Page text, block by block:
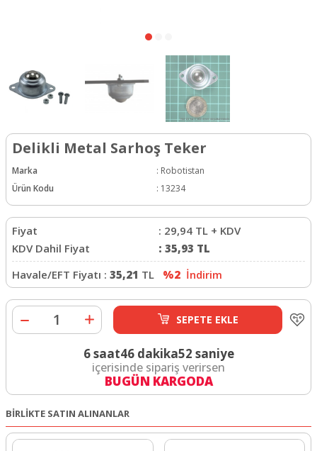
Delikli Metal Sarhoş Teker
Marka : Robotistan
Ürün Kodu
: 13234
Fiyat : 29,94 TL + KDV
KDV Dahil Fiyat
: 35,93 TL
Havale/EFT Fiyatı : 35,21 TL %2 İndirim
SEPETE EKLE
6 saat46 dakika52 saniye
içerisinde sipariş verirsen
BUGÜN KARGODA
BİRLİKTE SATIN ALINANLAR